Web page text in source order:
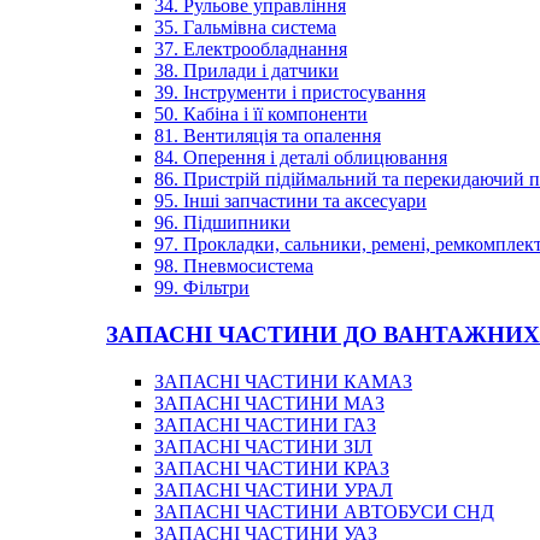
34. Рульове управління
35. Гальмівна система
37. Електрообладнання
38. Прилади і датчики
39. Інструменти і пристосування
50. Кабіна і її компоненти
81. Вентиляція та опалення
84. Оперення і деталі облицювання
86. Пристрій підіймальний та перекидаючий
95. Інші запчастини та аксесуари
96. Підшипники
97. Прокладки, сальники, ремені,
98. Пневмосистема
99. Фільтри
ЗАПАСНІ ЧАСТИНИ ДО
ЗАПАСНІ ЧАСТИНИ КАМАЗ
ЗАПАСНІ ЧАСТИНИ МАЗ
ЗАПАСНІ ЧАСТИНИ ГАЗ
ЗАПАСНІ ЧАСТИНИ ЗІЛ
ЗАПАСНІ ЧАСТИНИ КРАЗ
ЗАПАСНІ ЧАСТИНИ УРАЛ
ЗАПАСНІ ЧАСТИНИ АВТОБУСИ СНД
ЗАПАСНІ ЧАСТИНИ УАЗ